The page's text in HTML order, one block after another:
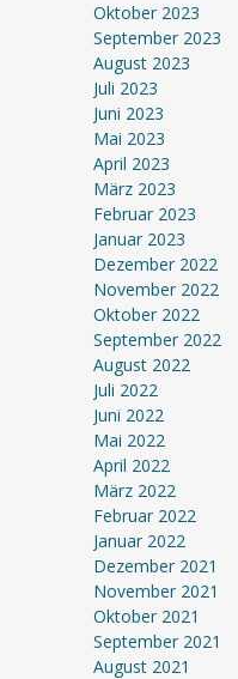
Oktober 2023
September 2023
August 2023
Juli 2023
Juni 2023
Mai 2023
April 2023
März 2023
Februar 2023
Januar 2023
Dezember 2022
November 2022
Oktober 2022
September 2022
August 2022
Juli 2022
Juni 2022
Mai 2022
April 2022
März 2022
Februar 2022
Januar 2022
Dezember 2021
November 2021
Oktober 2021
September 2021
August 2021